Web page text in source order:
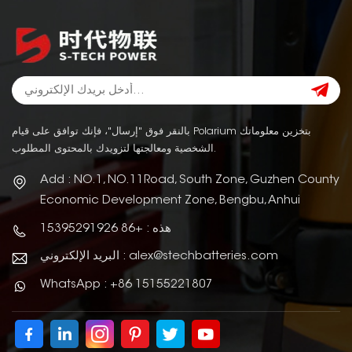
بالنقر فوق "إرسال"، فإنك توافق على قيام Polarium بتخزين معلوماتك
الشخصية ومعالجتها لتزويدك بالمحتوى المطلوب.
Add : NO.1, NO.11Road, South Zone, Guzhen County
Economic Development Zone, Bengbu, Anhui
هذه : +86 15395291926
البريد الإلكتروني : alex@stechbatteries.com
WhatsApp : +86 15155221807